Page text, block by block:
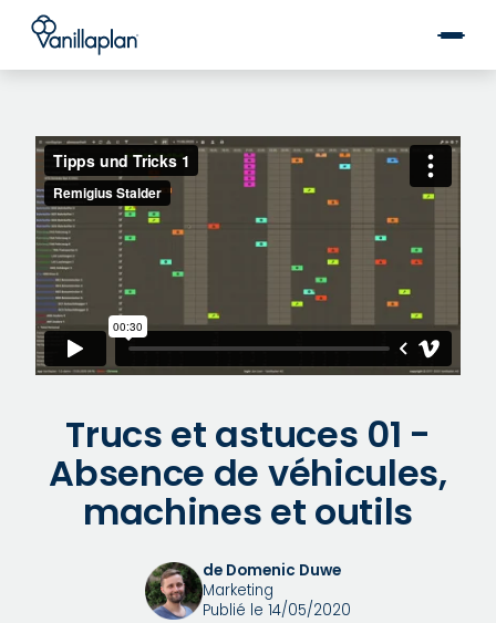
®
Trucs et astuces 01 -
Absence de véhicules,
machines et outils
de Domenic Duwe
Marketing
Publié le 14/05/2020